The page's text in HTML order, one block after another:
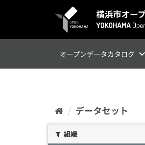
オープンデータカタログ
データセット
組織